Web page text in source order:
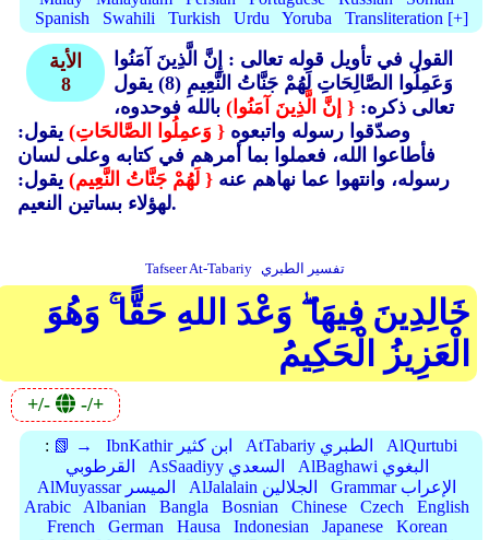
Spanish
Swahili Turkish Urdu Yoruba Transliteration [+]
الأية
8
القول في تأويل قوله تعالى : إِنَّ الَّذِينَ آمَنُوا
وَعَمِلُوا الصَّالِحَاتِ لَهُمْ جَنَّاتُ النَّعِيمِ (8)
يقول
تعالى ذكره: { إنَّ الَّذِينَ آمَنُوا) بالله فوحدوه،
وصدّقوا رسوله واتبعوه { وَعمِلُوا الصَّالحَاتِ) يقول:
فأطاعوا الله، فعملوا بما أمرهم في كتابه وعلى لسان
رسوله، وانتهوا عما نهاهم عنه { لَهُمْ جَنَّاتُ النَّعِيم) يقول:
لهؤلاء بساتين النعيم.
Tafseer At-Tabariy تفسير الطبري
خَالِدِينَ فِيهَا ۖ وَعْدَ اللهِ حَقًّا ۚ وَهُوَ
الْعَزِيزُ الْحَكِيمُ
+/- -/+
: 📗 → IbnKathir ابن كثير AtTabariy الطبري
AlQurtubi
القرطوبي
AsSaadiyy السعدي
AlBaghawi البغوي
AlMuyassar الميسر
AlJalalain الجلالين
Grammar الإعراب
Arabic
Albanian Bangla Bosnian Chinese Czech
English
French
German Hausa Indonesian Japanese
Korean